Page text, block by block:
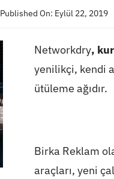
Published On: Eylül 22, 2019
Networkdry,
yenilikçi, kendi
ütüleme ağıdır.
Birka Reklam
araçları, yeni